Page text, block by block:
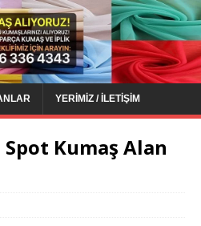
YERIMIZ / İLETIŞIM
Kumaş Alan